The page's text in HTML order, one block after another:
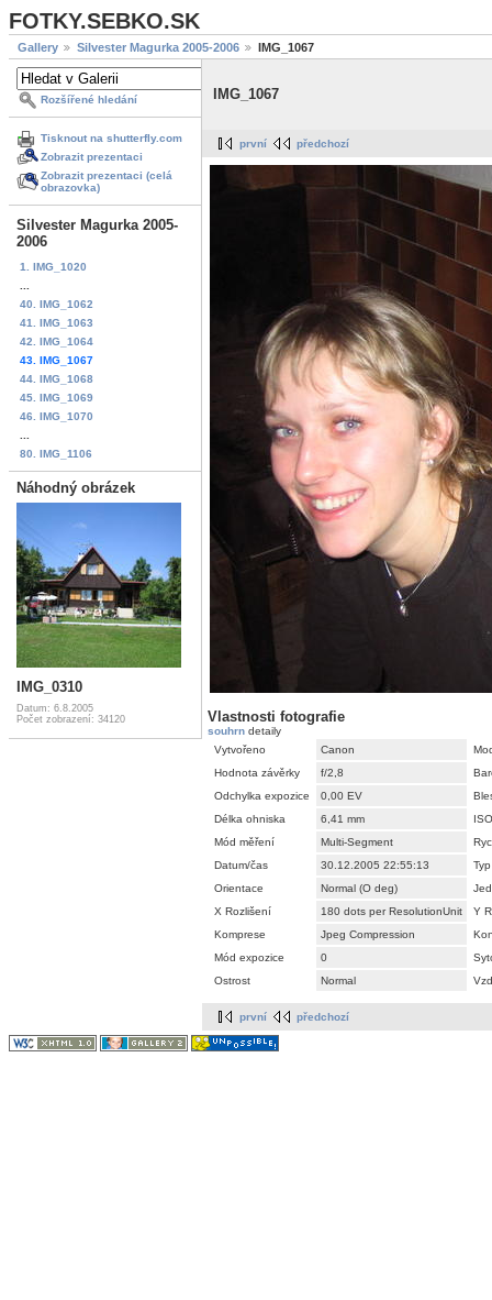
FOTKY.SEBKO.SK
Gallery Silvester Magurka 2005-2006 IMG_1067
Rozšířené hledání
Tisknout na shutterfly.com
Zobrazit prezentaci
Zobrazit prezentaci (celá
obrazovka)
Silvester Magurka 2005-
2006
1. IMG_1020
40. IMG_1062
41. IMG_1063
42. IMG_1064
43. IMG_1067
44. IMG_1068
45. IMG_1069
46. IMG_1070
80. IMG_1106
Náhodný obrázek
IMG_0310
Datum: 6.8.2005
Počet zobrazení: 34120
IMG_1067
první předchozí
Vlastnosti fotografie
souhrn detaily
Vytvořeno
Canon
Hodnota závěrky
f/2,8
Odchylka expozice
0,00 EV
Délka ohniska
6,41 mm
ISO
Mód měření
Multi-Segment
Datum/čas
30.12.2005 22:55:13
Orientace
Normal (O deg)
X Rozlišení
180 dots per ResolutionUnit
Y
Komprese
Jpeg Compression
Mód expozice
0
Ostrost
Normal
první předchozí